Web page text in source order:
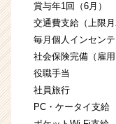
賞与年1回（6月）
交通費支給（上限月
毎月個人インセン
社会保険完備（雇
役職手当
社員旅行
PC・ケータイ支給